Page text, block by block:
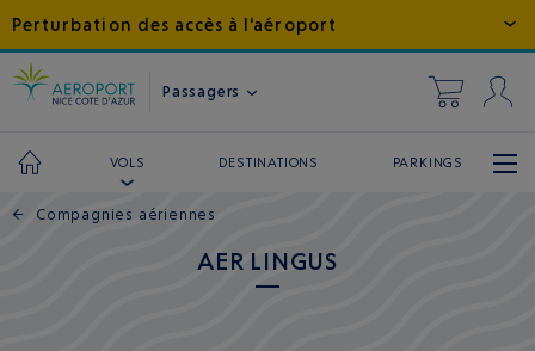
Perturbation des accès à l'aéroport
Passagers
VOLS DESTINATIONS PARKINGS
← Compagnies aériennes
AER LINGUS